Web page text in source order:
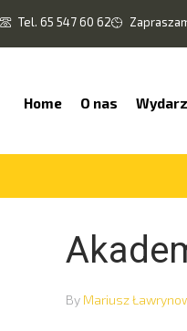
Tel. 65 547 60 62
Home O nas
By Mariusz